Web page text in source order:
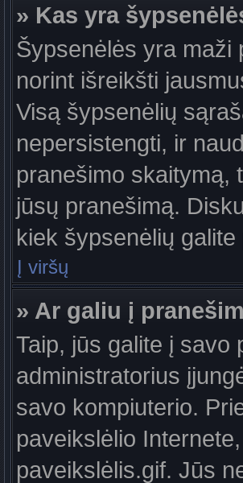
» Kas yra
Šypsenėlės yra maži
norint išreikšti
Visą šypsenėlių
nepersistengti, ir
pranešimo skaitymą,
jūsų pranešimą.
kiek šypsenėlių
Į viršų
» Ar galiu į
Taip, jūs galite į savo
administratorius
savo kompiuterio.
paveikslėlio
paveikslėlis.gif. Jūs